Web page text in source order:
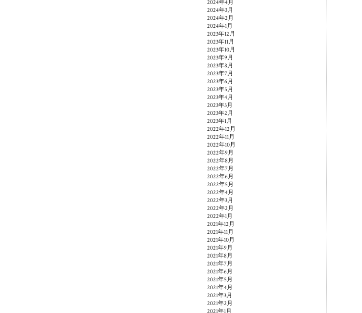
2024年4月
2024年3月
2024年2月
2024年1月
2023年12月
2023年11月
2023年10月
2023年9月
2023年8月
2023年7月
2023年6月
2023年5月
2023年4月
2023年3月
2023年2月
2023年1月
2022年12月
2022年11月
2022年10月
2022年9月
2022年8月
2022年7月
2022年6月
2022年5月
2022年4月
2022年3月
2022年2月
2022年1月
2021年12月
2021年11月
2021年10月
2021年9月
2021年8月
2021年7月
2021年6月
2021年5月
2021年4月
2021年3月
2021年2月
2021年1月